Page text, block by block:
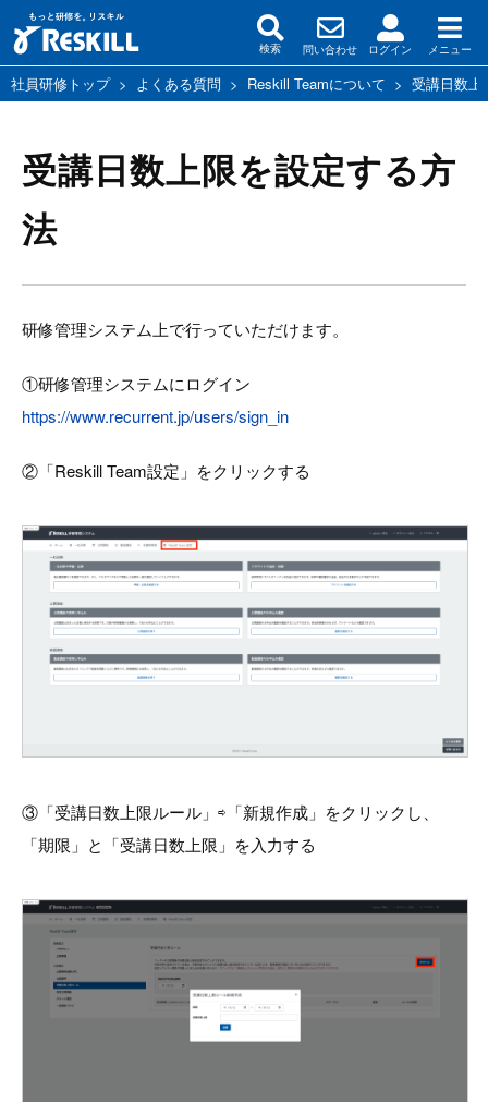
検索 問い合わせ ログイン メニュー
社員研修トップ> よくある質問 > Reskill Teamについて > 受講日数上
受講日数上限を設定する方
法
研修管理システム上で行っていただけます。
①研修管理システムにログイン
https://www.recurrent.jp/users/sign_in
②「Reskill Team設定」をクリックする
③「受講日数上限ルール」⇨「新規作成」をクリックし、
「期限」と「受講日数上限」を入力する